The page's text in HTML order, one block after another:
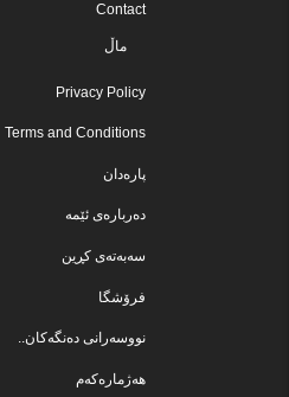
Contact
ماڵ
Privacy Policy
Terms and Conditions
پارەدان
دەربارەی ئێمە
سەبەتەی کڕین
فرۆشگا
نووسەرانی دەنگەکان..
هەژمارەکەم